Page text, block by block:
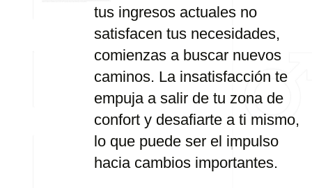
tus ingresos actuales no
satisfacen tus necesidades,
comienzas a buscar nuevos
caminos. La insatisfacción te
empuja a salir de tu zona de
confort y desafiarte a ti mismo,
lo que puede ser el impulso
hacia cambios importantes.